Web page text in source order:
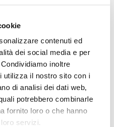
contenuti ed
dei social media e per
inoltre
utilizza il nostro sito con i
di analisi dei dati web,
potrebbero combinarle
fornito loro o che hanno
servizi.
POPOLARITÀ